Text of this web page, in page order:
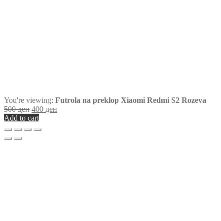
You're viewing: Futrola na preklop Xiaomi Redmi S2 Rozeva
500ден 400 ден
Add to cart